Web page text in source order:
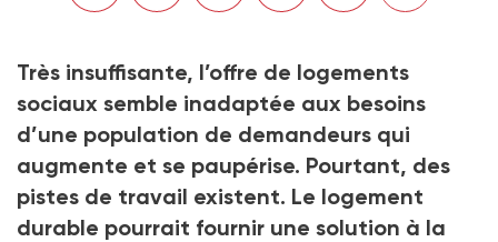
Très insuffisante, l’offre de logements
sociaux semble inadaptée aux besoins
d’une population de demandeurs qui
augmente et se paupérise. Pourtant, des
pistes de travail existent. Le logement
durable pourrait fournir une solution à la